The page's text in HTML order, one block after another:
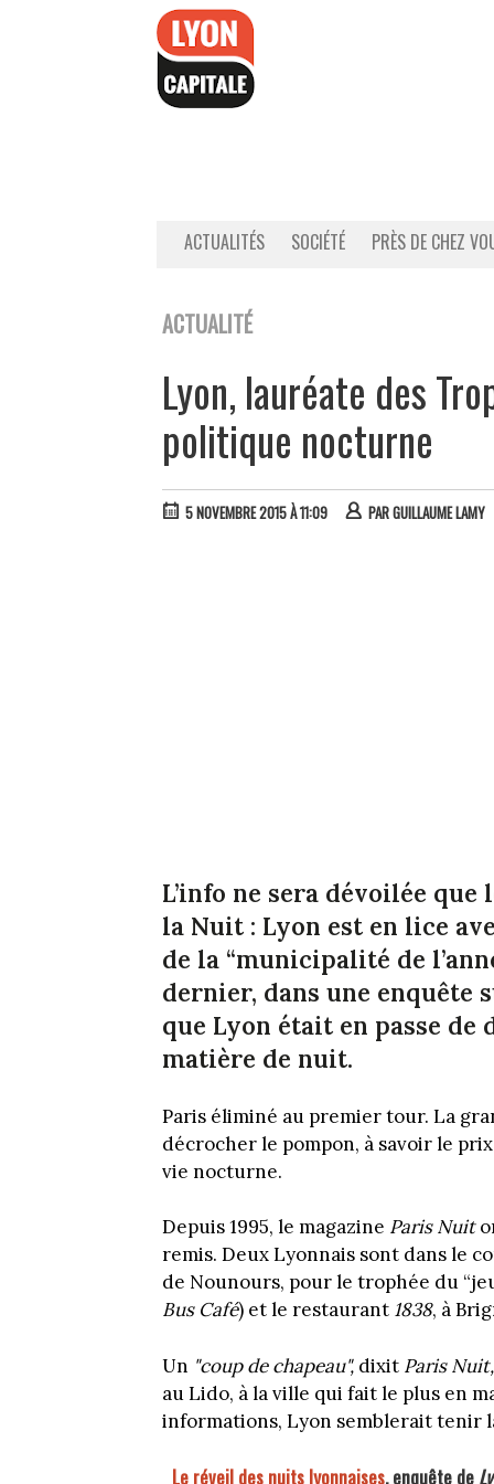
ACTUALITÉS SOCIÉTÉ PRÈS DE CHEZ
ACTUALITÉ
Lyon, lauréate des
politique nocturne
5 NOVEMBRE 2015 À 11:09 PARGUILLAUME LAMY
L’info ne sera dévoilée
la Nuit : Lyon est en lice
de la “municipalité de
dernier, dans une enquête
que Lyon était en passe
matière de nuit.
Paris éliminé au premier tour. La
décrocher le pompon, à savoir le
vie nocturne.
Depuis 1995, le magazine Paris Nuit
remis. Deux Lyonnais sont dans le
de Nounours, pour le trophée du
Bus Café) et le restaurant 1838, à
Un "coup de chapeau", dixit Paris Nuit,
au Lido, à la ville qui fait le plus en
informations, Lyon semblerait tenir
Le réveil des nuits lyonnaises, enquête de